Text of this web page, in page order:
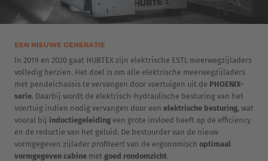
EEN NIEUWE GENERATIE
In 2019 en 2020 gaat HUBTEX zijn elektrische ESTL meerwegzijladers
volledig herzien. Het doel is om alle elektrische meerwegzijladers
met pendelchassis te vervangen door voertuigen uit de PHOENIX-
serie. Daarbij wordt de elektrisch-hydraulische besturing van het
voertuig indien nodig vervangen door een elektrische besturing, wat
vooral bij inductiegeleiding een grote invloed heeft op de efficiency
en de reductie van het geluid. De bestuurder van de nieuw
vormgegeven zijlader profiteert van de ergonomisch optimaal
vormgegeven cabine met goed rondomzicht.